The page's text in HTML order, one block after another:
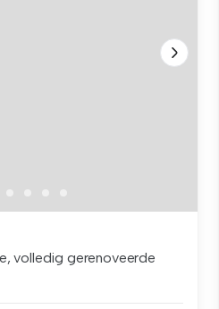
volledig gerenoveerde